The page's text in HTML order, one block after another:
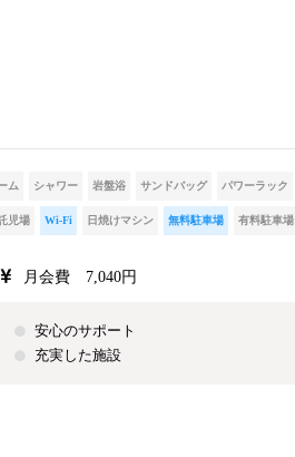
ム シャワー 岩盤浴 サンドバッグ パワーラック
児場 Wi-Fi 日焼けマシン 無料駐車場 有料駐車場
月会費 7,040円
安心のサポート
充実した施設